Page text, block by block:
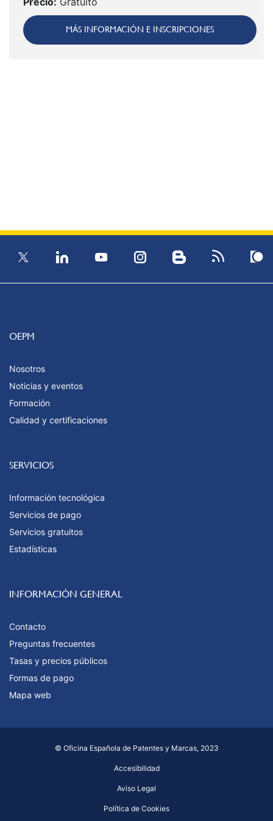
MÁS INFORMACIÓN E INSCRIPCIONES
OEPM
Nosotros
Noticias y eventos
Formación
Calidad y certificaciones
SERVICIOS
Información tecnológica
Servicios de pago
Servicios gratuitos
Estadísticas
INFORMACIÓN GENERAL
Contacto
Preguntas frecuentes
Tasas y precios públicos
Formas de pago
Mapa web
© Oficina Española de Patentes y Marcas, 2023
Accesibilidad
Aviso Legal
Política de Cookies